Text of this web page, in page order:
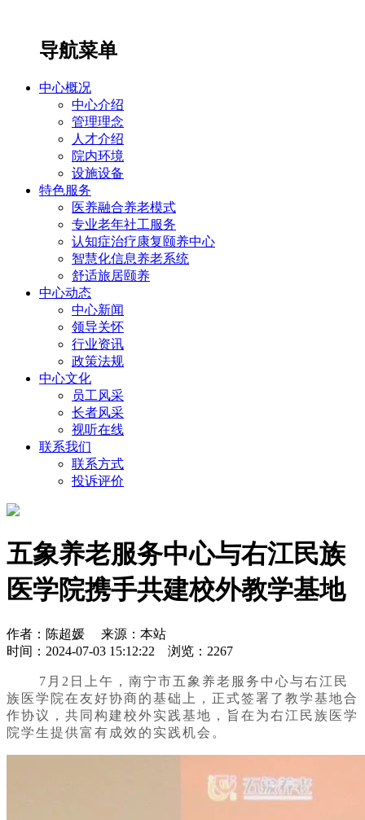
导航菜单
中心概况
中心介绍
管理理念
人才介绍
院内环境
设施设备
特色服务
医养融合养老模式
专业老年社工服务
认知症治疗康复颐养中心
智慧化信息养老系统
舒适旅居颐养
中心动态
中心新闻
领导关怀
行业资讯
政策法规
中心文化
员工风采
长者风采
视听在线
联系我们
联系方式
投诉评价
五象养老服务中心与右江民族
医学院携手共建校外教学基地
作者：陈超媛 来源：本站
时间：2024-07-03 15:12:22 浏览：2267
7月2日上午，南宁市五象养老服务中心与右江民
族医学院在友好协商的基础上，正式签署了教学基地合
作协议，共同构建校外实践基地，旨在为右江民族医学
院学生提供富有成效的实践机会。